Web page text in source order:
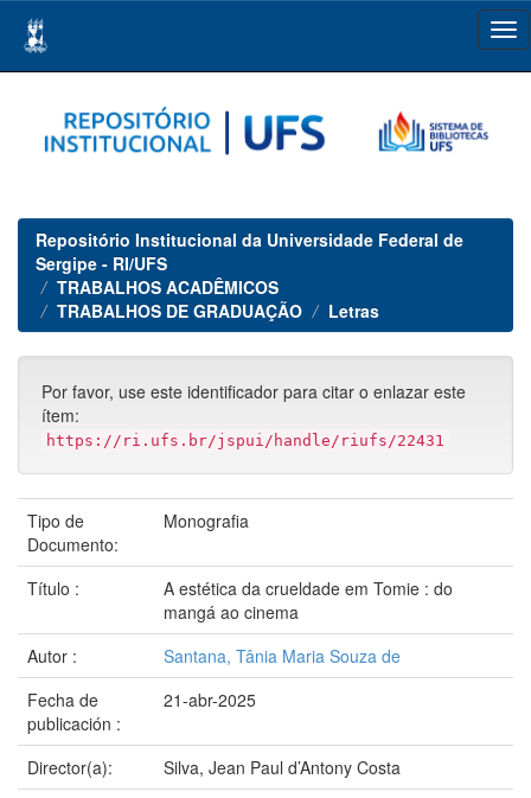
navigation
Repositório Institucional da Universidade Federal de
Sergipe - RI/UFS
TRABALHOS ACADÊMICOS
TRABALHOS DE GRADUAÇÃO
Letras
Por favor, use este identificador para citar o enlazar este
ítem:
https://ri.ufs.br/jspui/handle/riufs/22431
Tipo de
Documento:
Monografia
Título :
A estética da crueldade em Tomie : do
mangá ao cinema
Autor :
Santana, Tânia Maria Souza de
Fecha de
publicación :
21-abr-2025
Director(a):
Silva, Jean Paul d’Antony Costa